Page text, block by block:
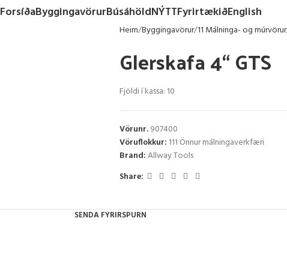
ForsíðaByggingavörurBúsáhöldNÝTTFyrirtækiðEnglish
Heim Byggingavörur 11 Málninga- og múrvörur
Glerskafa 4“ GTS
Fjöldi í kassa: 10
Vörunr.907400
Vöruflokkur: 111 Önnur málningaverkfæri
Brand:Allway Tools
Share:
SENDA FYRIRSPURN